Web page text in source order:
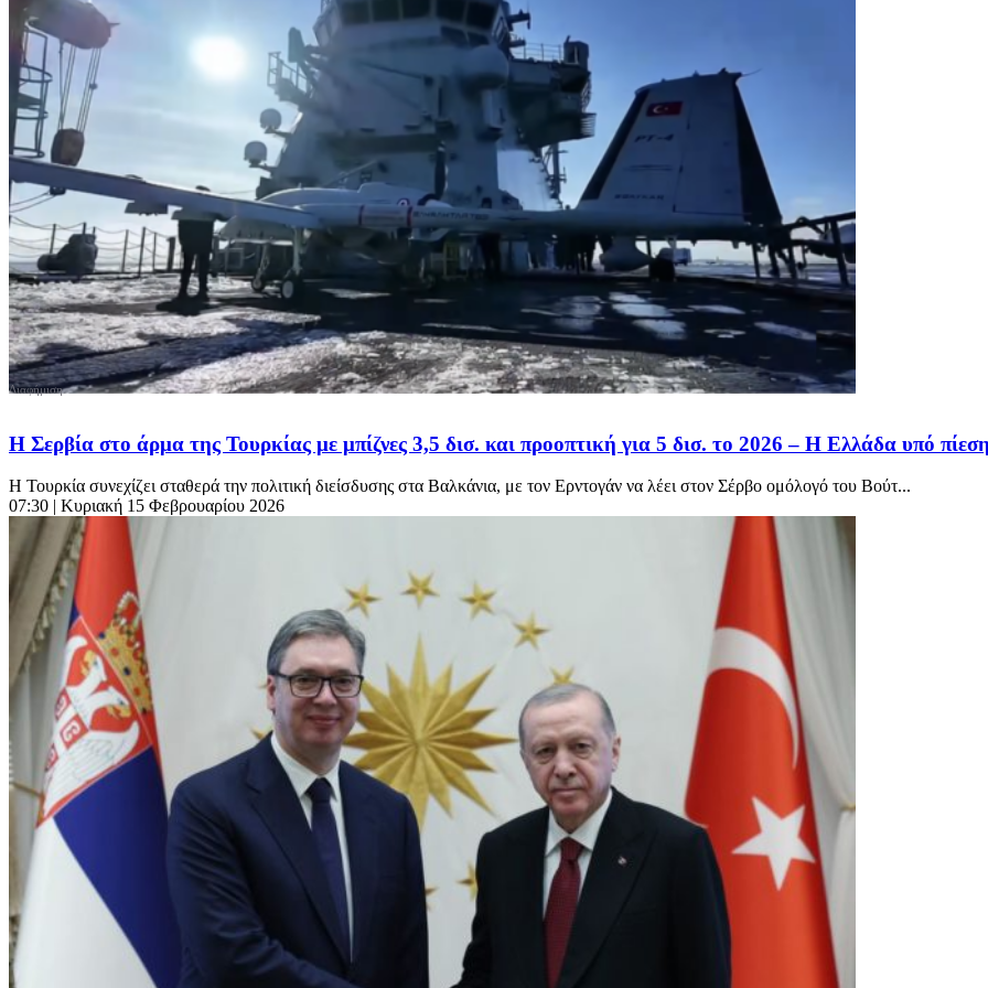
Η Σερβία στο άρμα της Τουρκίας με μπίζνες 3,5 δισ. και προοπτική για 5 δισ. το 2026 – Η Ελλάδα υπό
Η Τουρκία συνεχίζει σταθερά την πολιτική διείσδυσης στα Βαλκάνια, με τον Ερντογάν να λέει στον Σέρβο ομόλογό του Βούτ...
07:30 | Κυριακή 15 Φεβρουαρίου 2026